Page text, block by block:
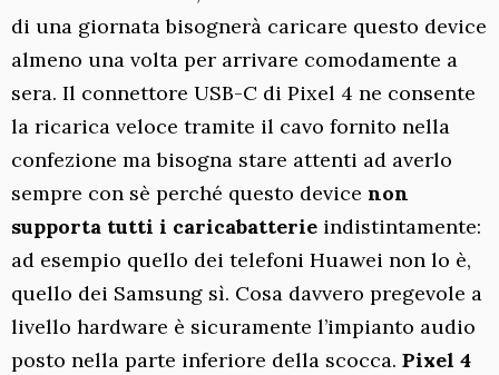
di una giornata bisognerà caricare questo device
almeno una volta per arrivare comodamente a
sera. Il connettore USB-C di Pixel 4 ne consente
la ricarica veloce tramite il cavo fornito nella
confezione ma bisogna stare attenti ad averlo
sempre con sè perché questo device non
supporta tutti i caricabatterie indistintamente:
ad esempio quello dei telefoni Huawei non lo è,
quello dei Samsung sì. Cosa davvero pregevole a
livello hardware è sicuramente l’impianto audio
posto nella parte inferiore della scocca. Pixel 4